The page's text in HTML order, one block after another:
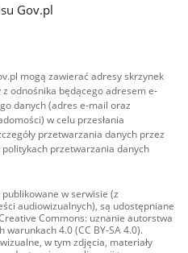
Gov.pl
mogą zawierać adresy skrzynek
odnośnika będącego adresem e-
danych (adres e-mail oraz
w celu przesłania
przetwarzania danych przez
przetwarzania danych
w serwisie (z
audiowizualnych), są udostępniane
Commons: uznanie autorstwa
warunkach 4.0 (CC BY-SA 4.0).
w tym zdjęcia, materiały